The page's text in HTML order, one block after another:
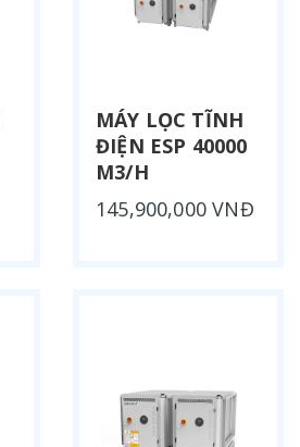
MÁY LỌC TĨNH
ĐIỆN ESP 40000
M3/H
145,900,000 VNĐ